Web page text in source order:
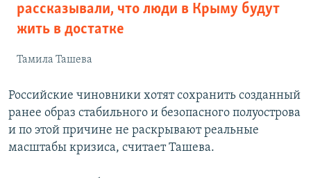
рассказывали, что люди в Крыму будут
жить в достатке
Тамила Ташева
Российские чиновники хотят сохранить созданный
ранее образ стабильного и безопасного полуострова
и по этой причине не раскрывают реальные
масштабы кризиса, считает Ташева.